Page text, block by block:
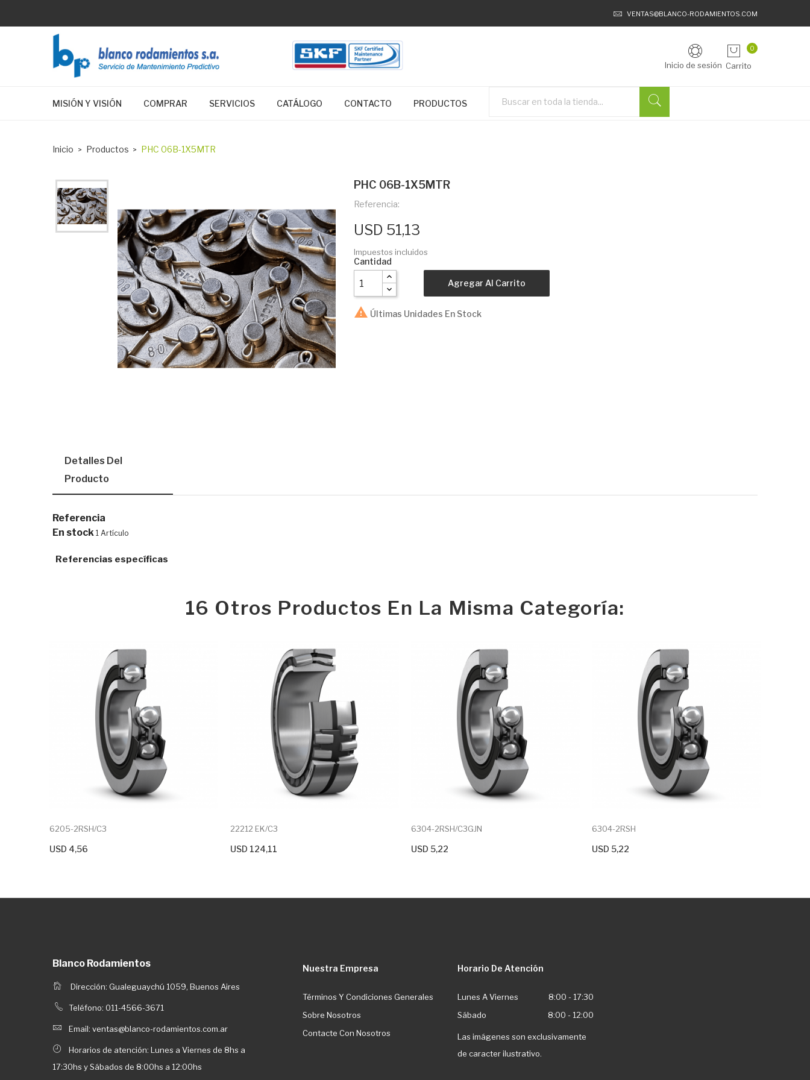
VENTAS@BLANCO-RODAMIENTOS.COM
Carrito
0
Inicio de sesión
MISIÓN Y VISIÓN COMPRAR SERVICIOS CATÁLOGO CONTACTO PRODUCTOS
Inicio Productos PHC 06B-1X5MTR
PHC 06B-1X5MTR
Referencia:
USD 51,13
Impuestos incluidos
Cantidad
Agregar Al Carrito
 Últimas Unidades En Stock
Detalles Del
Producto
Referencia
En stock 1 Artículo
Referencias específicas
16 Otros Productos En La Misma Categoría:
6205-2RSH/C3
USD 4,56+ Agregar Al Carrito
22212 EK/C3
USD 124,11
+ Agregar Al Carrito
6304-2RSH/C3GJN
USD 5,22+ Agregar Al Carrito
6304-2RSH
USD 5,22+ Agregar Al Carrito
Blanco Rodamientos
Dirección: Gualeguaychú 1059, Buenos Aires
Teléfono: 011-4566-3671
Email: ventas@blanco-rodamientos.com.ar
Horarios de atención: Lunes a Viernes de 8hs a
17:30hs y Sábados de 8:00hs a 12:00hs
Nuestra Empresa
Términos Y Condiciones Generales
Sobre Nosotros
Contacte Con Nosotros
Horario De Atención
Lunes A Viernes
8:00 - 17:30
Sábado
8:00 - 12:00
Las imágenes son exclusivamente
de caracter ilustrativo.